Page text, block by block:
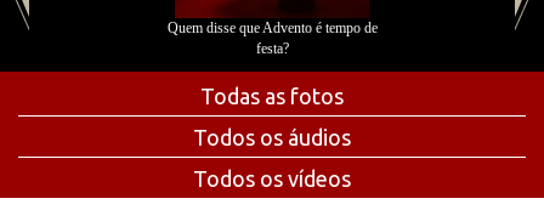
Quem disse que Advento é tempo de
festa?
Todas as fotos
Todos os áudios
Todos os vídeos